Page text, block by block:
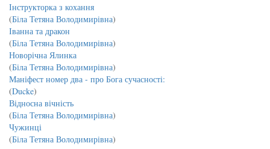
Інструкторка з кохання
(Біла Тетяна Володимирівна)
Іванна та дракон
(Біла Тетяна Володимирівна)
Новорічна Ялинка
(Біла Тетяна Володимирівна)
Маніфест номер два - про Бога сучасності:
(Ducke)
Відносна вічність
(Біла Тетяна Володимирівна)
Чужинці
(Біла Тетяна Володимирівна)